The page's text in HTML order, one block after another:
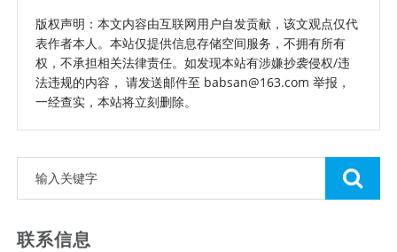
版权声明：本文内容由互联网用户自发贡献，该文观点仅代
表作者本人。本站仅提供信息存储空间服务，不拥有所有
权，不承担相关法律责任。如发现本站有涉嫌抄袭侵权/违
法违规的内容， 请发送邮件至 babsan@163.com 举报，
一经查实，本站将立刻删除。
联系信息